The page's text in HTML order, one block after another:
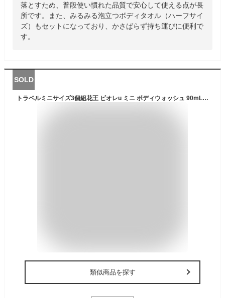
落とすため、普段使い慣れた品質で安心して使える点が長
所です。また、みるみる泡立つボディタオル（ハーフサイ
ズ）もセットになっており、かさばらず持ち運びに便利で
す。
SOLD
トラベルミニサイズ3個組花王 ビオレu ミニ ボディウォッシュ 90mL×3 旅行用品 携帯用 液体ボディソープ
類似商品を探す